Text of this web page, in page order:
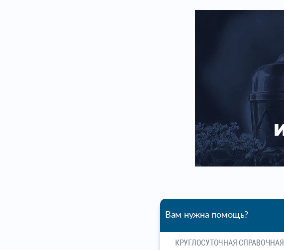
Вам нужна помощь?
КРУГЛОСУТОЧНАЯ СПРАВОЧНАЯ